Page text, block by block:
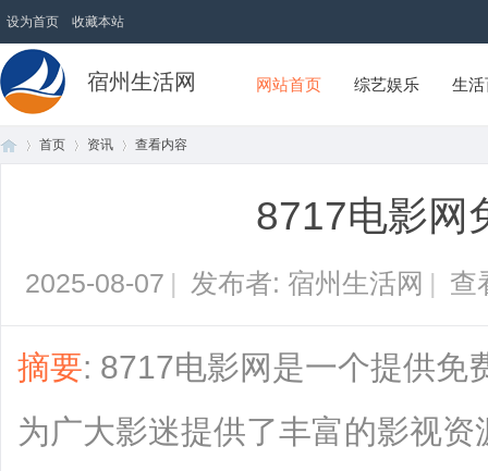
设为首页 收藏本站
宿州生活网 网站首页 综艺娱乐 生
首页 资讯 查看内容
8717电影网
2025-08-07 | 发布者: 宿州生活网 | 查
摘要: 8717电影网是一个提供免
为广大影迷提供了丰富的影视